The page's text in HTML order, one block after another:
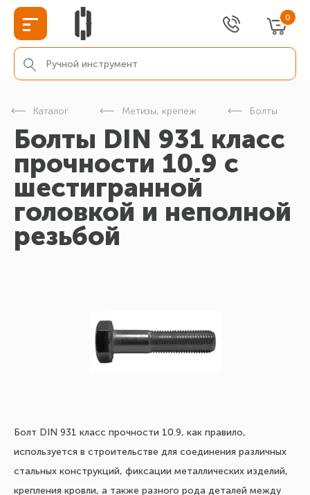
0
Каталог Метизы, крепеж Болты
Болты DIN 931 класс
прочности 10.9 с
шестигранной
головкой и неполной
резьбой
Болт DIN 931 класс прочности 10.9, как правило,
используется в строительстве для соединения различных
стальных конструкций, фиксации металлических изделий,
крепления кровли, а также разного рода деталей между